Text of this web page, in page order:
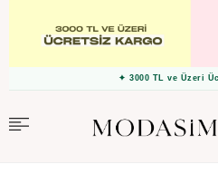
✦ 3000 TL ve Üzeri